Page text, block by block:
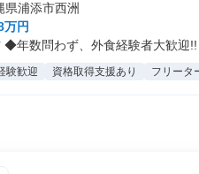
県浦添市西洲
万円
年数問わず、外食経験者大歓迎!!
験歓迎 資格取得支援あり フリータ